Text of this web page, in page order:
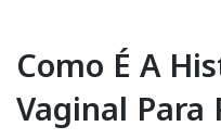
Como É A
Vaginal Para